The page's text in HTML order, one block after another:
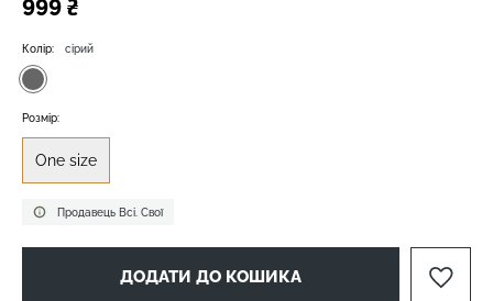
999 ₴
Продавець Всі. Свої
Колір: сірий
Розмір:
One size
ДОДАТИ ДО КОШИКА